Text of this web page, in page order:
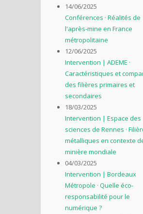
14/06/2025
Conférences · Réalités de
l'après-mine en France
métropolitaine
12/06/2025
Intervention | ADEME ·
Caractéristiques et
des filières primaires et
secondaires
18/03/2025
Intervention | Espace des
sciences de Rennes ·
métalliques en contexte
minière mondiale
04/03/2025
Intervention | Bordeaux
Métropole · Quelle éco-
responsabilité pour le
numérique ?